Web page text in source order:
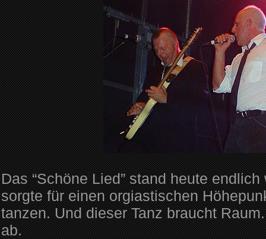
Das “Schöne Lied” stand heute
sorgte für einen orgiastischen
tanzen. Und dieser Tanz braucht
ab.